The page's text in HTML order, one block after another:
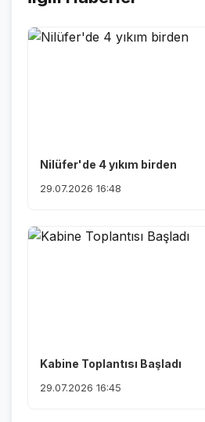
Nilüfer'de 4 yıkım birden
29.07.2026 16:48
Kabine Toplantısı Başladı
29.07.2026 16:45